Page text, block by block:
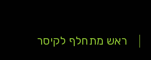
ראש מתחלף לקיסר